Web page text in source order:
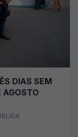
DIAS SEM
AGOSTO